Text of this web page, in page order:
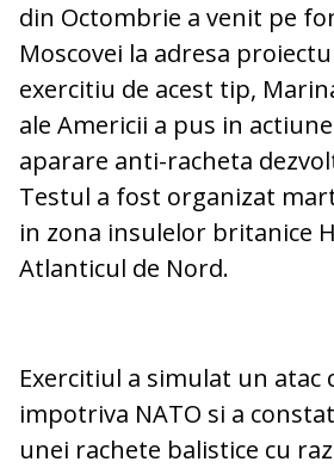
din Octombrie a venit pe
Moscovei la adresa
exercitiu de acest tip,
ale Americii a pus in
aparare anti-racheta
Testul a fost organizat
in zona insulelor britanice
Atlanticul de Nord.
Exercitiul a simulat un atac
impotriva NATO si a
unei rachete balistice cu